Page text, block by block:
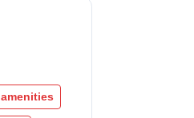
amenities